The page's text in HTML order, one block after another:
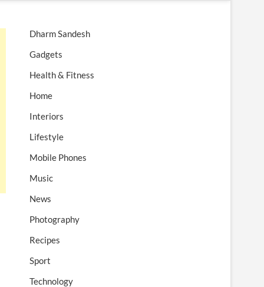
Dharm Sandesh
Gadgets
Health & Fitness
Home
Interiors
Lifestyle
Mobile Phones
Music
News
Photography
Recipes
Sport
Technology